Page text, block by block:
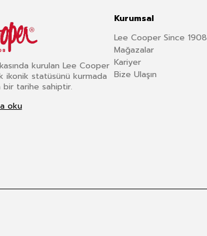
kurulan Lee Cooper
ikonik statüsünü kurmada
bir tarihe sahiptir.
oku
Kurumsal
Lee Cooper Since 1908
Mağazalar
Kariyer
Bize Ulaşın